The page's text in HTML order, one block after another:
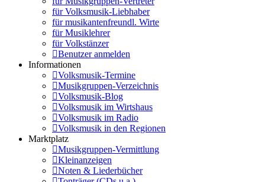
für Volksmusik-Liebhaber
für musikantenfreundl. Wirte
für Musiklehrer
für Volkstänzer
Benutzer anmelden
Informationen
Volksmusik-Termine
Musikgruppen-Verzeichnis
Volksmusik-Blog
Volksmusik im Wirtshaus
Volksmusik im Radio
Volksmusik in den Regionen
Marktplatz
Musikgruppen-Vermittlung
Kleinanzeigen
Noten & Liederbücher